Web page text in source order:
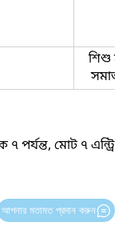
শিশু
পর্যন্ত, মোট ৭ এন্ট্রি
আপনার মতামত প্রদান করুন